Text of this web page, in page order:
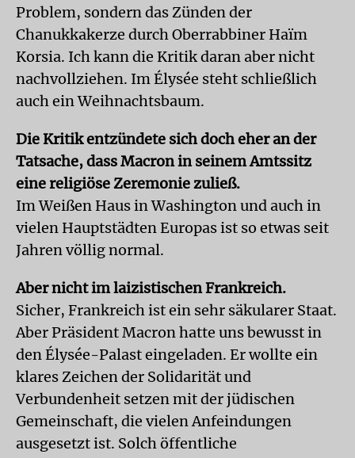
Problem, sondern das Zünden der
Chanukkakerze durch Oberrabbiner Haïm
Korsia. Ich kann die Kritik daran aber nicht
nachvollziehen. Im Élysée steht schließlich
auch ein Weihnachtsbaum.
Die Kritik entzündete sich doch eher an der
Tatsache, dass Macron in seinem Amtssitz
eine religiöse Zeremonie zuließ.
Im Weißen Haus in Washington und auch in
vielen Hauptstädten Europas ist so etwas seit
Jahren völlig normal.
Aber nicht im laizistischen Frankreich.
Sicher, Frankreich ist ein sehr säkularer Staat.
Aber Präsident Macron hatte uns bewusst in
den Élysée-Palast eingeladen. Er wollte ein
klares Zeichen der Solidarität und
Verbundenheit setzen mit der jüdischen
Gemeinschaft, die vielen Anfeindungen
ausgesetzt ist. Solch öffentliche